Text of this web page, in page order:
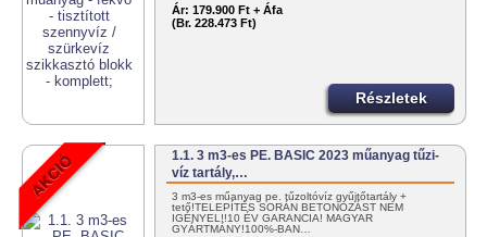
Ár: 179.900 Ft + Áfa
(Br. 228.473 Ft)
Részletek
1.1. 3 m3-es PE. BASIC 2023 műanyag tűzi-
víz tartály,…
3 m3-es műanyag pe. tűzoltóvíz gyűjtőtartály +
tető!TELEPÍTÉS SORÁN BETONOZÁST NEM
IGÉNYEL!!10 ÉV GARANCIA! MAGYAR
GYÁRTMÁNY!100%-BAN…